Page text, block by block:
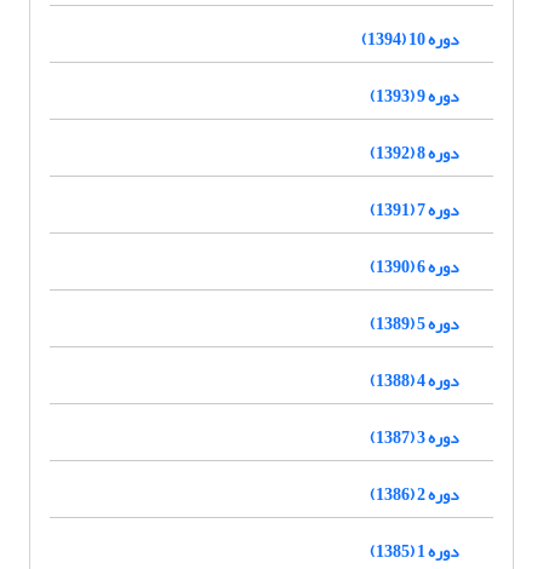
دوره 10 (1394)
دوره 9 (1393)
دوره 8 (1392)
دوره 7 (1391)
دوره 6 (1390)
دوره 5 (1389)
دوره 4 (1388)
دوره 3 (1387)
دوره 2 (1386)
دوره 1 (1385)